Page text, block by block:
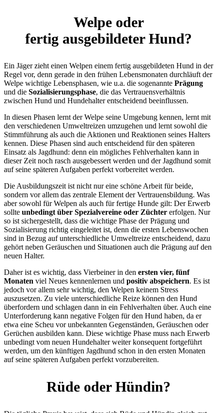
Welpe oder
fertig ausgebildeter Hund?
Ein Jäger zieht einen Welpen einem fertig ausgebildeten Hund in der
Regel vor, denn gerade in den frühen Lebensmonaten durchläuft der
Welpe wichtige Lebensphasen, wie u.a. die sogenannte Prägung
und die Sozialisierungsphase, die das Vertrauensverhältnis
zwischen Hund und Hundehalter entscheidend beeinflussen.
In diesen Phasen lernt der Welpe seine Umgebung kennen, lernt mit
den verschiedenen Umweltreizen umzugehen und lernt sowohl die
Stimmführung als auch die Aktionen und Reaktionen seines Halters
kennen. Diese Phasen sind auch entscheidend für den späteren
Einsatz als Jagdhund: denn ein mögliches Fehlverhalten kann in
dieser Zeit noch rasch ausgebessert werden und der Jagdhund somit
auf seine späteren Aufgaben perfekt vorbereitet werden.
Die Ausbildungszeit ist nicht nur eine schöne Arbeit für beide,
sondern vor allem das zentrale Element der Vertrauensbildung. Was
aber sowohl für Welpen als auch für fertige Hunde gilt: Der Erwerb
sollte unbedingt über Spezialvereine oder Züchter erfolgen. Nur
so ist sichergestellt, dass die wichtige Phase der Prägung und
Sozialisierung richtig eingeleitet ist, denn die ersten Lebenswochen
sind in Bezug auf unterschiedliche Umweltreize entscheidend, dazu
gehört neben Geräuschen und Situationen auch die Prägung auf den
neuen Halter.
Daher ist es wichtig, dass Vierbeiner in den ersten vier, fünf
Monaten viel Neues kennenlernen und positiv abspeichern. Es ist
jedoch vor allem sehr wichtig, den Welpen keinem Stress
auszusetzen. Zu viele unterschiedliche Reize können den Hund
überfordern und schlagen dann in ein Fehlverhalten über. Auch eine
Unterforderung kann negative Folgen für den Hund haben, da er
etwa eine Scheu vor unbekannten Gegenständen, Geräuschen oder
Gerüchen ausbilden kann. Diese wichtige Phase muss nach Erwerb
unbedingt vom neuen Hundehalter weiter konsequent fortgeführt
werden, um den künftigen Jagdhund schon in den ersten Monaten
auf seine späteren Aufgaben perfekt vorzubereiten.
Rüde oder Hündin?